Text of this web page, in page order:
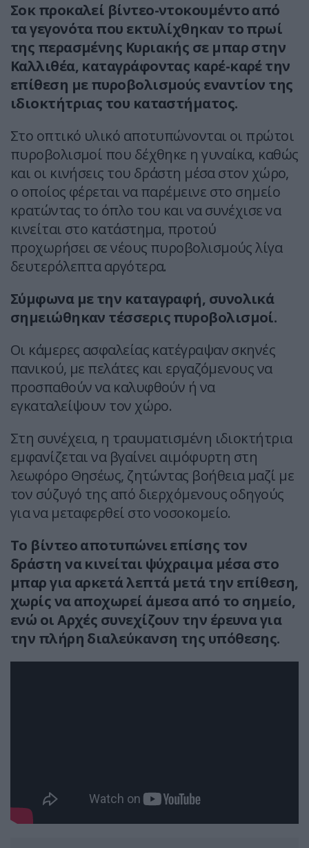
Σοκ προκαλεί βίντεο-ντοκουμέντο από
τα γεγονότα που εκτυλίχθηκαν το πρωί
της περασμένης Κυριακής σε μπαρ στην
Καλλιθέα, καταγράφοντας καρέ-καρέ την
επίθεση με πυροβολισμούς εναντίον της
ιδιοκτήτριας του καταστήματος.
Στο οπτικό υλικό αποτυπώνονται οι πρώτοι
πυροβολισμοί που δέχθηκε η γυναίκα, καθώς
και οι κινήσεις του δράστη μέσα στον χώρο,
ο οποίος φέρεται να παρέμεινε στο σημείο
κρατώντας το όπλο του και να συνέχισε να
κινείται στο κατάστημα, προτού
προχωρήσει σε νέους πυροβολισμούς λίγα
δευτερόλεπτα αργότερα.
Σύμφωνα με την καταγραφή, συνολικά
σημειώθηκαν τέσσερις πυροβολισμοί.
Οι κάμερες ασφαλείας κατέγραψαν σκηνές
πανικού, με πελάτες και εργαζόμενους να
προσπαθούν να καλυφθούν ή να
εγκαταλείψουν τον χώρο.
Στη συνέχεια, η τραυματισμένη ιδιοκτήτρια
εμφανίζεται να βγαίνει αιμόφυρτη στη
λεωφόρο Θησέως, ζητώντας βοήθεια μαζί με
τον σύζυγό της από διερχόμενους οδηγούς
για να μεταφερθεί στο νοσοκομείο.
Το βίντεο αποτυπώνει επίσης τον
δράστη να κινείται ψύχραιμα μέσα στο
μπαρ για αρκετά λεπτά μετά την επίθεση,
χωρίς να αποχωρεί άμεσα από το σημείο,
ενώ οι Αρχές συνεχίζουν την έρευνα για
την πλήρη διαλεύκανση της υπόθεσης.